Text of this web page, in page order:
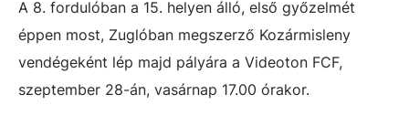
A 8. fordulóban a 15. helyen álló, első győzelmét
éppen most, Zuglóban megszerző Kozármisleny
vendégeként lép majd pályára a Videoton FCF,
szeptember 28-án, vasárnap 17.00 órakor.